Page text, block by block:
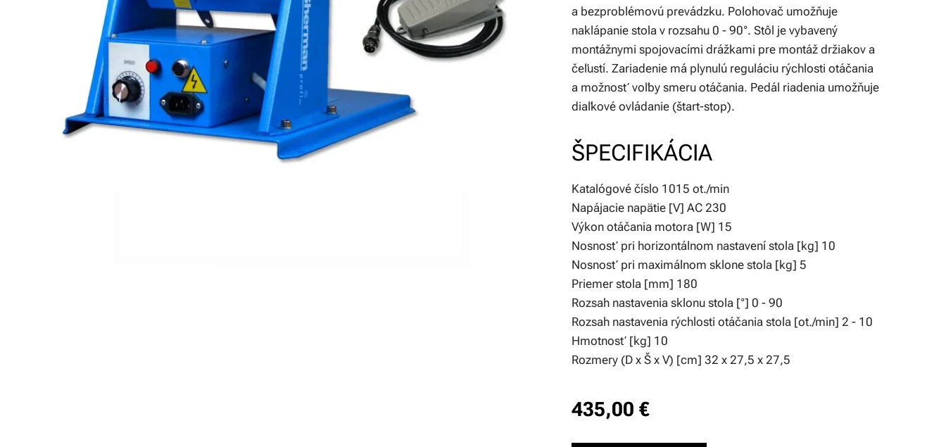
a bezproblémovú prevádzku. Polohovač umožňuje
naklápanie stola v rozsahu 0 - 90°. Stôl je vybavený
montážnymi spojovacími drážkami pre montáž držiakov a
čeľustí. Zariadenie má plynulú reguláciu rýchlosti otáčania
a možnosť voľby smeru otáčania. Pedál riadenia umožňuje
diaľkové ovládanie (štart-stop).
ŠPECIFIKÁCIA
Katalógové číslo 1015 ot./min
Napájacie napätie [V] AC 230
Výkon otáčania motora [W] 15
Nosnosť pri horizontálnom nastavení stola [kg] 10
Nosnosť pri maximálnom sklone stola [kg] 5
Priemer stola [mm] 180
Rozsah nastavenia sklonu stola [°] 0 - 90
Rozsah nastavenia rýchlosti otáčania stola [ot./min] 2 - 10
Hmotnosť [kg] 10
Rozmery (D x Š x V) [cm] 32 x 27,5 x 27,5
435,00 €